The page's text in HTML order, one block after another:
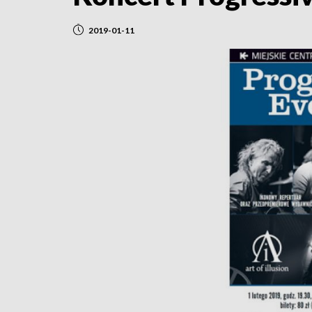
2019-01-11